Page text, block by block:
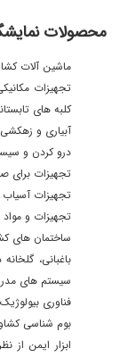
محصولات
ماشین آلات
تجهیزات
کلبه های
آبیاری و زهکشی
درو کردن و
تجهیزات برای
تجهیزات آسیاب
تجهیزات و
ساختمان های
باغبانی،
سیستم های
فناوری
بوم شناسی
ابزار ایمن از